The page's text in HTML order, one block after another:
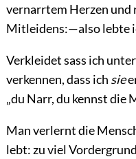
vernarrtem Herzen und
Mitleidens:—also lebte
Verkleidet sass ich
verkennen, dass ich sie
„du Narr, du kennst die
Man verlernt die
lebt: zu viel